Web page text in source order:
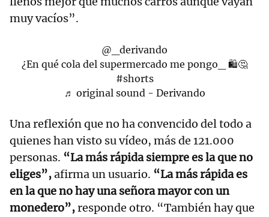
muy vacíos”.
@_derivando
¿En qué cola del supermercado me pongo_ 🛍🤔
#shorts
♬ original sound - Derivando
Una reflexión que no ha convencido del todo a
quienes han visto su vídeo, más de 121.000
personas. “La más rápida siempre es la que no
eliges”,afirma un usuario. “La más rápida es
en la que no hay una señora mayor con un
monedero”,responde otro. “También hay que